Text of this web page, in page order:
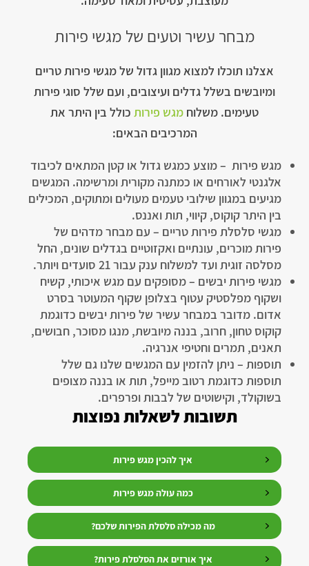
מבחר עשיר וטעים של מגשי פירות
אצלנו תוכלו למצוא מגוון גדול של מגשי פירות טריים
ומיובשים בשלל גדלים ועיצובים, ועם שלל סוגי פירות
טעימים. משלוח מגש פירות כולל בין היתר את
המרכיבים הבאים:
מגש פירות – מוצע כמגש גדול או קטן המתאים לכיבוד
אלגנטי לאורחים או כמתנה מקורית ומרשימה. המגשים
מגיעים במגוון שילובי טעמים מעולים ומתוקים, המכילים
בין היתר קוקוס, קיווי, תות ואננס.
מגשי סלסלת פירות טריים – עם מבחר מדהים של
פירות מוכרים, עונתיים ואקזוטיים בגדלים שונים, החל
מסלסה זוגית ועד למשלוח ענק עבור 21 סועדים ויותר.
מגשי פירות יבשים – מסופקים עם מגש איכותי, קשיח
ושקוף מפלסטיק עטוף בצלופן שקוף המעוטר בסרט
אדום. מדובר במבחר עשיר של פירות יבשים כדוגמת
קוקוס טחון, חרוב, בננה מיובשת, מנגו מסוכר, חבושים,
תאנים, תמרים וחטיפי אנרגיה.
תוספות – ניתן להזמין עם המגשים שלנו גם שלל
תוספות כדוגמת רטוב מייפל, תות או בננה מצופים
בשוקולד, וקישוטים של לבבות ופרפרים.
תשובות לשאלות נפוצות
איך להכין מגש פירות
כמה עולה מגש פירות
מה מכילה סלסלת הפירות שלכם?
איך אורזים את הסלסלת פירות?